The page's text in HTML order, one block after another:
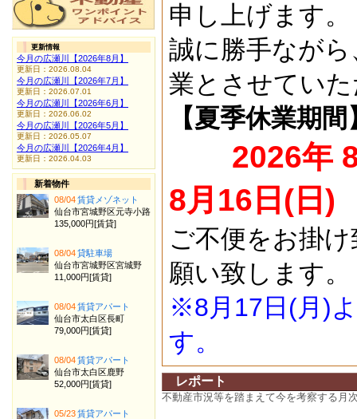
申し上げます。
誠に勝手なが
業とさせてい
【夏季休業期間
2026年
8月16日(日)
ご不便をお掛
願い致します。
※8月17日(月)
す。
レポート
不動産市況等を踏まえて今を考察する月
更新情報
今月の広瀬川【2026年8月】
更新日：2026.08.04
今月の広瀬川【2026年7月】
更新日：2026.07.01
今月の広瀬川【2026年6月】
更新日：2026.06.02
今月の広瀬川【2026年5月】
更新日：2026.05.07
今月の広瀬川【2026年4月】
更新日：2026.04.03
新着物件
08/04賃貸メゾネット
仙台市宮城野区元寺小路
135,000円[賃貸]
08/04貸駐車場
仙台市宮城野区宮城野
11,000円[賃貸]
08/04賃貸アパート
仙台市太白区長町
79,000円[賃貸]
08/04賃貸アパート
仙台市太白区鹿野
52,000円[賃貸]
05/23賃貸アパート